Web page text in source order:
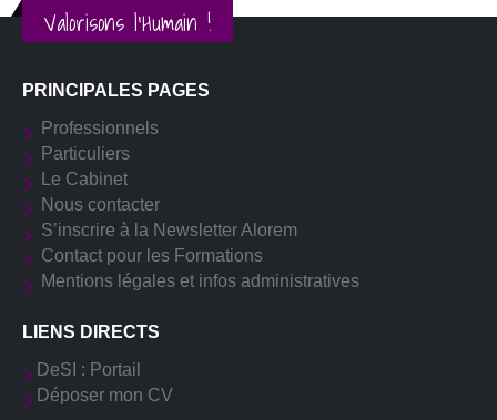
Valorisons l'Humain !
PRINCIPALES PAGES
Professionnels
Particuliers
Le Cabinet
Nous contacter
S’inscrire à la Newsletter Alorem
Contact pour les Formations
Mentions légales et infos administratives
LIENS DIRECTS
DeSI : Portail
Déposer mon CV